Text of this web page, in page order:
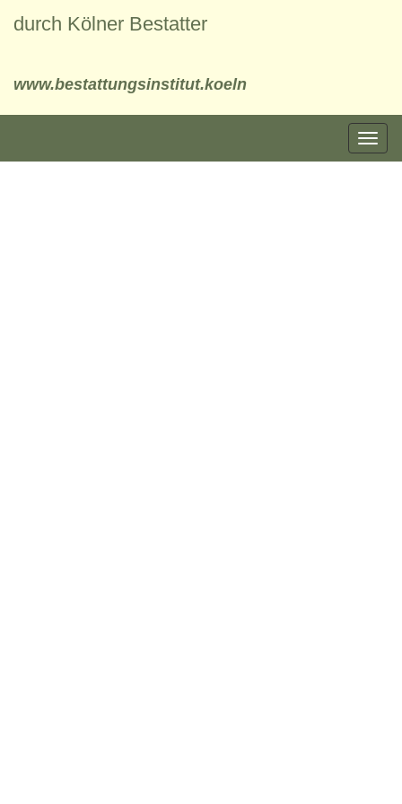
durch Kölner Bestatter
www.bestattungsinstitut.koeln